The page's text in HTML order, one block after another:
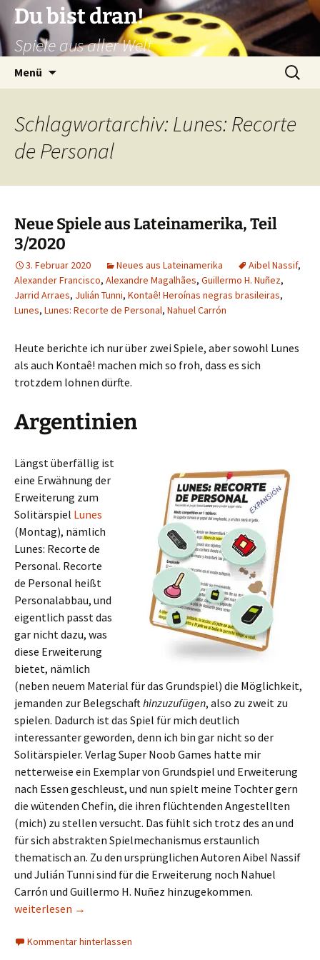
Zum
Inhalt
springen
Du bist dran!
Spiele aus aller Welt
Menü
Suchen
nach:
Schlagwortarchiv: Lunes: Recorte
de Personal
Neue Spiele aus Lateinamerika, Teil
3/2020
3. Februar 2020 Neues aus Lateinamerika Aibel Nassif,
Alexander Francisco, Alexandre Magalhães, Guillermo H. Nuñez,
Jarrid Arraes, Julián Tunni, Kontaê! Heroínas negras brasileiras,
Lunes, Lunes: Recorte de Personal, Nahuel Carrón
Heute berichte ich nur über zwei Spiele, aber sowohl Lunes
als auch Kontaê! machen mich so froh, dass es sich
trotzdem lohnen dürfte.
Argentinien
Längst überfällig ist
eine Erwähnung der
Erweiterung zum
Solitärspiel Lunes
(Montag), nämlich
Lunes: Recorte de
Personal. Recorte
de Personal heißt
Personalabbau, und
eigentlich passt das
gar nicht dazu, was
diese Erweiterung
bietet, nämlich
(neben neuem Material für das Grundspiel) die Möglichkeit,
jemanden zur Belegschafthinzuzufügen, also zu zweit zu
spielen. Dadurch ist das Spiel für mich deutlich
interessanter geworden, denn ich bin gar nicht so der
Solitärspieler. Verlag Super Noob Games hatte mir
netterweise ein Exemplar von Grundspiel und Erweiterung
nach Essen geschleust, und nun spielt meine Tochter gern
die wütenden Chefin, die ihren flüchtenden Angestellten
(mich) zu stellen versucht. Das fühlt sich trotz des an und
für sich abstrakten Spielmechanismus erstaunlich
thematisch an. Zu den ursprünglichen Autoren Aibel Nassif
und Julián Tunni sind für die Erweiterung noch Nahuel
Carrón und Guillermo H. Nuñez hinzugekommen.
Neue Spiele aus Lateinamerika, Teil 3/2020
weiterlesen →
Kommentar hinterlassen